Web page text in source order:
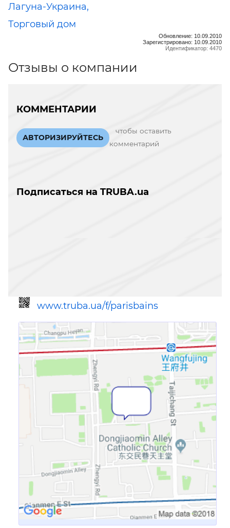
Лагуна-Украина,
Торговый дом
Обновление: 10.09.2010
Зарегистрировано: 10.09.2010
Идентификатор: 4470
Отзывы о компании
КОММЕНТАРИИ
АВТОРИЗИРУЙТЕСЬ
чтобы оставить
комментарий
Подписаться на TRUBA.ua
www.truba.ua/f/parisbains
Ссылка для мобильных устройств